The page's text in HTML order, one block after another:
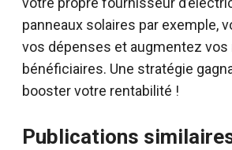
panneaux solaires par exemple,
vos dépenses et augmentez vos
bénéficiaires. Une stratégie
booster votre rentabilité !
Publications